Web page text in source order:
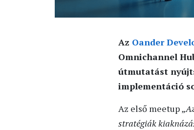
Az Oander
Omnichannel
útmutatást
implementáció
Az első meetup „
stratégiák